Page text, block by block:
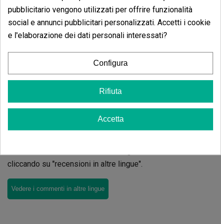
Scrivi il tuo commento
6 Valutazioni globali
Ordina per:
Vassoio in metallo Raw
'Artic'
cliccando su "recensioni in altre lingue".
Vedere i commenti in altre lingue
pubblicitario vengono utilizzati per offrire funzionalità
social e annunci pubblicitari personalizzati. Accetti i cookie
e l'elaborazione dei dati personali interessati?
Configura
Rifiuta
Accetta